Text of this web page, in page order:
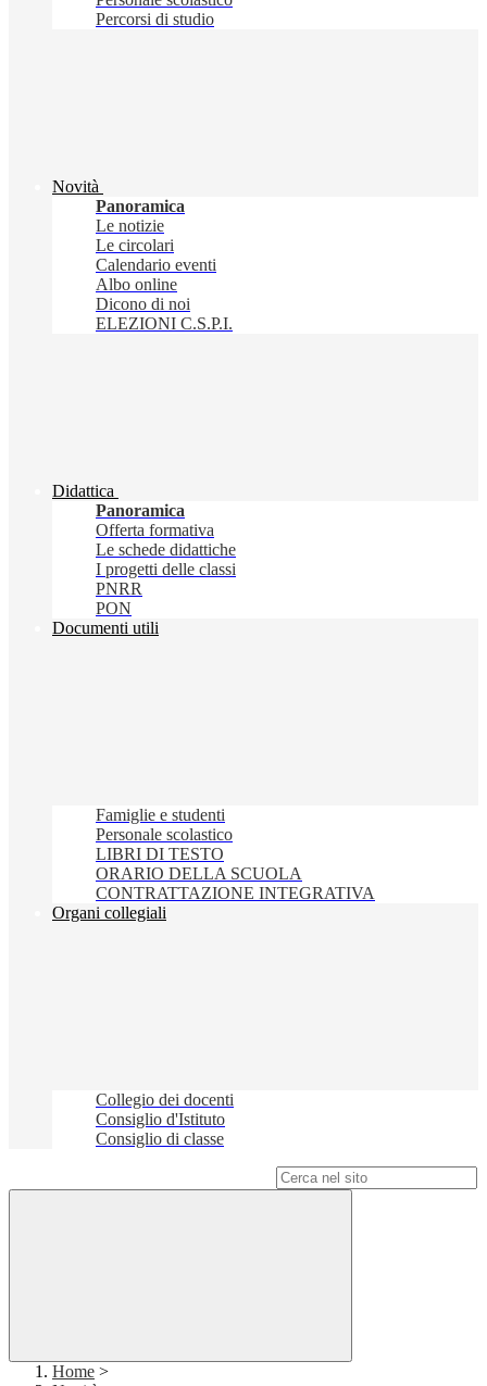
Percorsi di studio
Novità
Panoramica
Le notizie
Le circolari
Calendario eventi
Albo online
Dicono di noi
ELEZIONI C.S.P.I.
Didattica
Panoramica
Offerta formativa
Le schede didattiche
I progetti delle classi
PNRR
PON
Documenti utili
Famiglie e studenti
Personale scolastico
LIBRI DI TESTO
ORARIO DELLA SCUOLA
CONTRATTAZIONE INTEGRATIVA
Organi collegiali
Collegio dei docenti
Consiglio d'Istituto
Consiglio di classe
Home >